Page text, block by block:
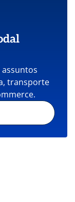
transporte